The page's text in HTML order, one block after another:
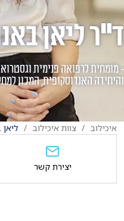
ד"ר ליאן
- מומחית לרפואה פנימית
והיחידה האנדוסקופית, המכון
איכילוב צוות איכילוב ליאן
יצירת קשר